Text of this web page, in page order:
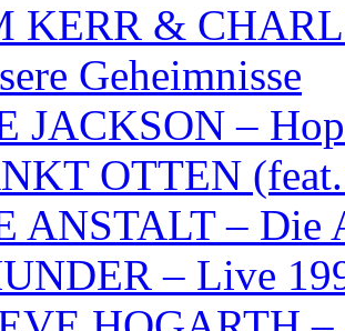
KERR &
Geheimnisse
JACKSON –
OTTEN
ANSTALT – Die
– Live